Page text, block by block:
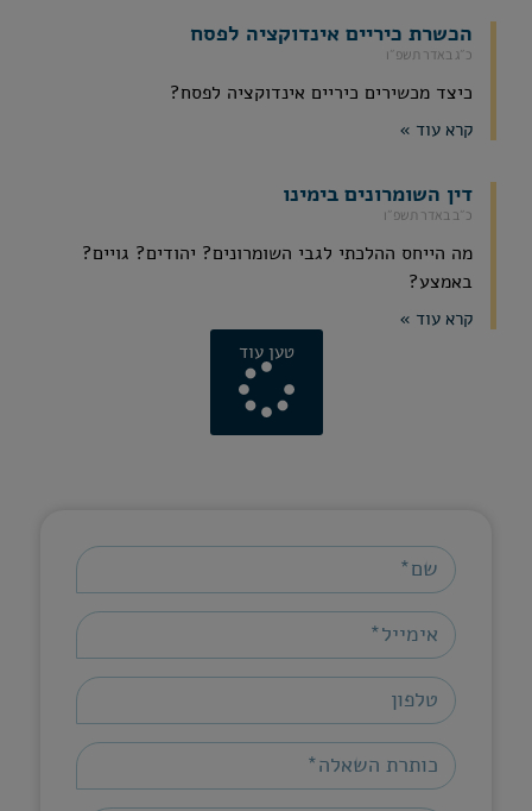
הכשרת כיריים אינדוקציה לפסח
כ״ג באדר תשפ״ו
כיצד מכשירים כיריים אינדוקציה לפסח?
קרא עוד »
דין השומרונים בימינו
כ״ב באדר תשפ״ו
מה הייחס ההלכתי לגבי השומרונים? יהודים? גויים?
באמצע?
קרא עוד »
טען עוד